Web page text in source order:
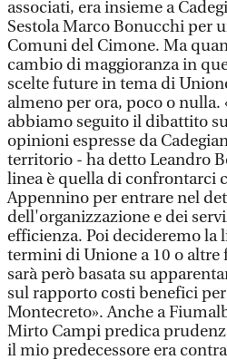
associati, era insieme a
Sestola Marco Bonucchi per
Comuni del Cimone. Ma
cambio di maggioranza in
scelte future in tema di
almeno per ora, poco o nulla.
abbiamo seguito il dibattito
opinioni espresse da
territorio - ha detto Leandro
linea è quella di confrontarci
Appennino per entrare nel
dell'organizzazione e dei
efficienza. Poi decideremo la
termini di Unione a 10 o altre
sarà però basata su
sul rapporto costi benefici
Montecreto». Anche a
Mirto Campi predica
il mio predecessore era